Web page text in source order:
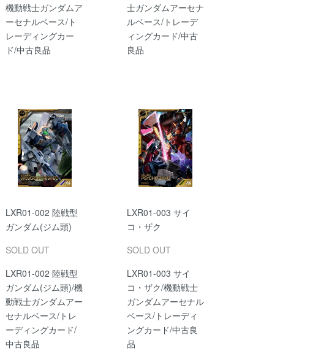
機動戦士ガンダムア
ーセナルベース/ト
レーディングカー
ド/中古良品
士ガンダムアーセナ
ルベース/トレーデ
ィングカード/中古
良品
LXR01-002 陸戦型
ガンダム(ジム頭)
SOLD OUT
LXR01-002 陸戦型
ガンダム(ジム頭)/機
動戦士ガンダムアー
セナルベース/トレ
ーディングカード/
中古良品
LXR01-003 サイ
コ・ザク
SOLD OUT
LXR01-003 サイ
コ・ザク/機動戦士
ガンダムアーセナル
ベース/トレーディ
ングカード/中古良
品